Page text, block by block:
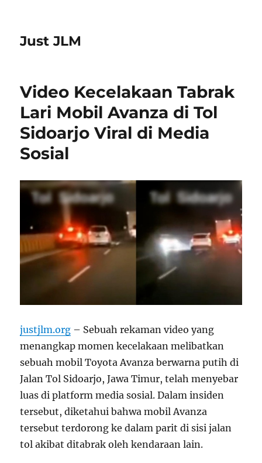
Just JLM
Video Kecelakaan Tabrak
Lari Mobil Avanza di Tol
Sidoarjo Viral di Media
Sosial
justjlm.org – Sebuah rekaman video yang
menangkap momen kecelakaan melibatkan
sebuah mobil Toyota Avanza berwarna putih di
Jalan Tol Sidoarjo, Jawa Timur, telah menyebar
luas di platform media sosial. Dalam insiden
tersebut, diketahui bahwa mobil Avanza
tersebut terdorong ke dalam parit di sisi jalan
tol akibat ditabrak oleh kendaraan lain.